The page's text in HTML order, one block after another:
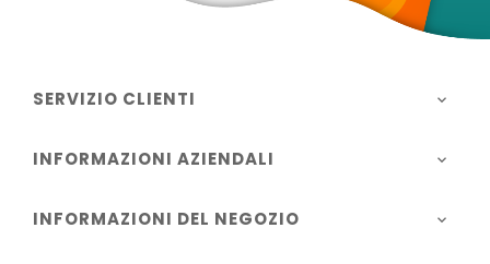
SERVIZIO CLIENTI 
INFORMAZIONI AZIENDALI 
INFORMAZIONI DEL NEGOZIO 